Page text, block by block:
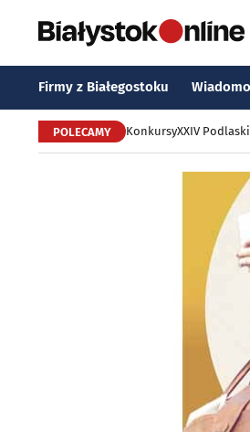
Firmy z Białegostoku
POLECAMY KonkursyXXIV